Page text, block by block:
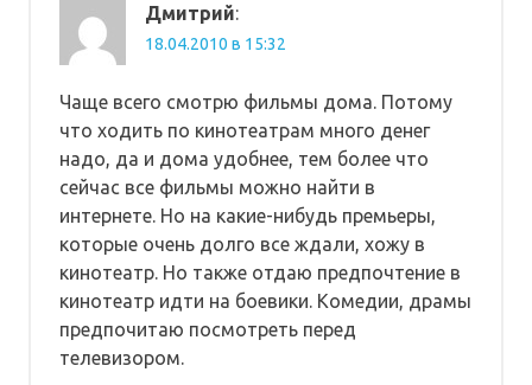
Дмитрий:
18.04.2010 в 15:32
Чаще всего смотрю фильмы дома. Потому
что ходить по кинотеатрам много денег
надо, да и дома удобнее, тем более что
сейчас все фильмы можно найти в
интернете. Но на какие-нибудь премьеры,
которые очень долго все ждали, хожу в
кинотеатр. Но также отдаю предпочтение в
кинотеатр идти на боевики. Комедии, драмы
предпочитаю посмотреть перед
телевизором.